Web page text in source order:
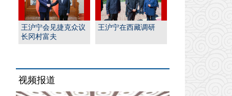
王沪宁会见捷克众议
长冈村富夫
王沪宁在西藏调研
视频报道